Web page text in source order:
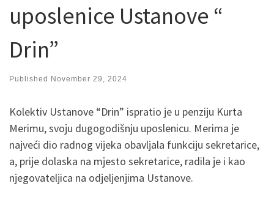
uposlenice Ustanove “
Drin”
Published November 29, 2024
Kolektiv Ustanove “Drin” ispratio je u penziju Kurta
Merimu, svoju dugogodišnju uposlenicu. Merima je
najveći dio radnog vijeka obavljala funkciju sekretarice,
a, prije dolaska na mjesto sekretarice, radila je i kao
njegovateljica na odjeljenjima Ustanove.